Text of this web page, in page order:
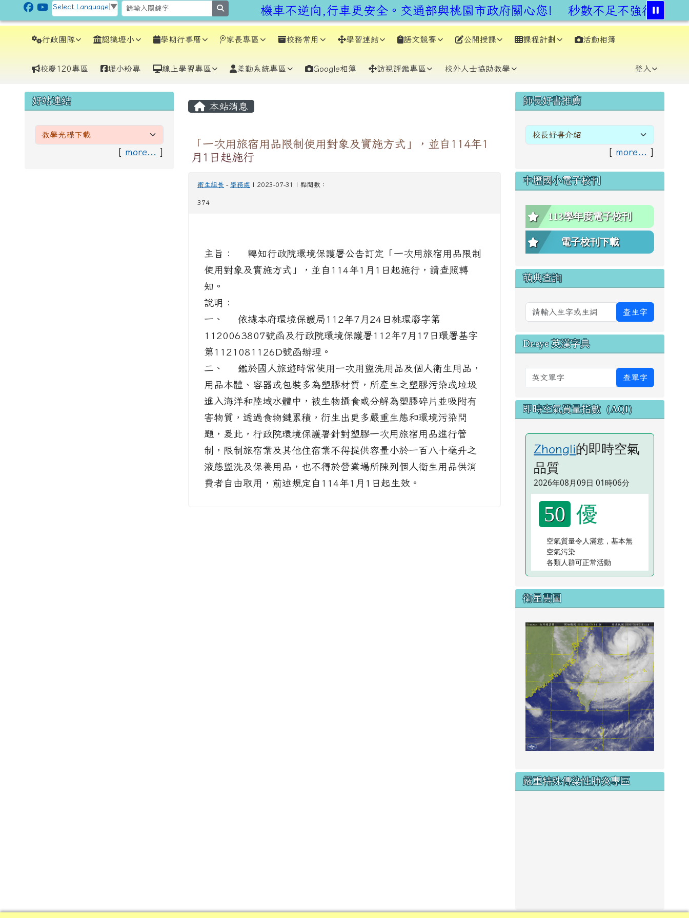
跳至主內容區
CLPS Site
Select Language ▼ 機車不逆向,行車更安全。交通部與桃園市政府關心您! 秒數不足不強行,安全
導覽列行政團隊 認識壢小 學期行事曆 家長專區 校務常用 學習連結 語文競賽 公開授課 課程計劃 活動相簿
校慶120專區 壢小粉專 線上學習專區 差勤系統專區 Google相簿 訪視評鑑專區 校外人士協助教學 登入
左邊區域內容
好站連結
[ more... ]
主內容區域
本站消息
「一次用旅宿用品限制使用對象及實施方式」，並自114年1
月1日起施行
衛生組長 - 學務處 | 2023-07-31 | 點閱數：
374
主旨： 轉知行政院環境保護署公告訂定「一次用旅宿用品限制
使用對象及實施方式」，並自114年1月1日起施行，請查照轉
知。
說明：
一、 依據本府環境保護局112年7月24日桃環廢字第
1120063807號函及行政院環境保護署112年7月17日環署基字
第1121081126D號函辦理。
二、 鑑於國人旅遊時常使用一次用盥洗用品及個人衛生用品，
用品本體、容器或包裝多為塑膠材質，所產生之塑膠污染或垃圾
進入海洋和陸域水體中，被生物攝食或分解為塑膠碎片並吸附有
害物質，透過食物鏈累積，衍生出更多嚴重生態和環境污染問
題，爰此，行政院環境保護署針對塑膠一次用旅宿用品進行管
制，限制旅宿業及其他住宿業不得提供容量小於一百八十毫升之
液態盥洗及保養用品，也不得於營業場所陳列個人衛生用品供消
費者自由取用，前述規定自114年1月1日起生效。
右邊區域內容
師長好書推薦
[ more... ]
中壢國小電子校刊
113學年度電子校刊
電子校刊下載
萌典查詢
查生字
Dr.eye 英漢字典
英文單字 查單字
即時空氣質量指數（AQI）
Zhongli的即時空氣
品質
2026年08月09日 01時06分
50 優
空氣質量令人滿意，基本無
空氣污染
各類人群可正常活動
衛星雲圖
link to
嚴重特殊傳染性肺炎專區
頁尾區域